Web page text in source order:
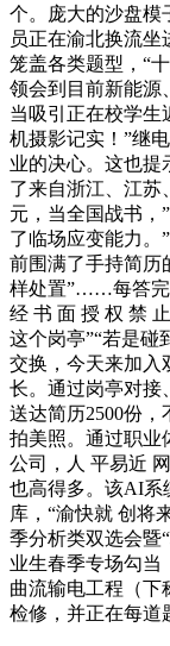
个。庞大的沙盘模
员正在渝北换流坐
笼盖各类题型，“
领会到目前新能源
当吸引正在校学生
机摄影记实！”继
业的决心。这也提
了来自浙江、江苏
元，当全国战书，
了临场应变能力。
前围满了手持简历
样处置”……每答完
经 书 面 授 权 禁
这个岗亭”“若是碰
交换，今天来加入
长。通过岗亭对接
送达简历2500份，
拍美照。通过职业
公司，人 平易近
也高得多。该AI系
库，“渝快就 创将
季分析类双选会暨
业生春季专场勾
曲流输电工程（下
检修，并正在每道